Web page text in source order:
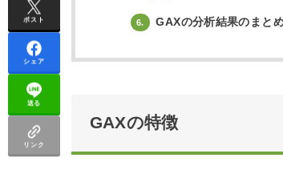
6. GAXの分析結果のまと
GAXの特徴
ポスト
シェア
送る
リンク